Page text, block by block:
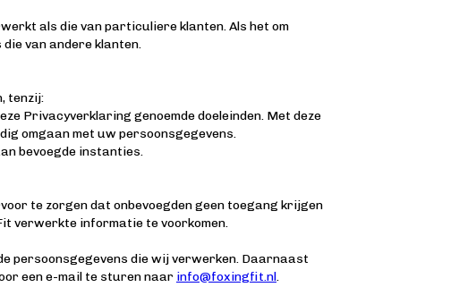
als die van particuliere klanten. Als het om
van andere klanten.
tenzij:
Privacyverklaring genoemde doeleinden. Met deze
omgaan met uw persoonsgegevens.
bevoegde instanties.
te zorgen dat onbevoegden geen toegang krijgen
verwerkte informatie te voorkomen.
persoonsgegevens die wij verwerken. Daarnaast
een e-mail te sturen naar info@foxingfit.nl.